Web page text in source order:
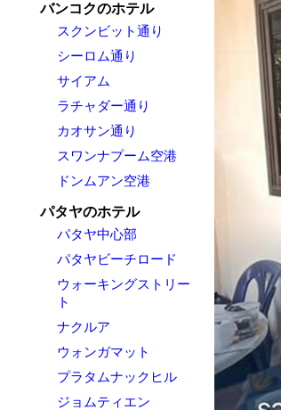
バンコクのホテル
スクンビット通り
シーロム通り
サイアム
ラチャダー通り
カオサン通り
スワンナプーム空港
ドンムアン空港
パタヤのホテル
パタヤ中心部
パタヤビーチロード
ウォーキングストリー
ト
ナクルア
ウォンガマット
プラタムナックヒル
ジョムティエン